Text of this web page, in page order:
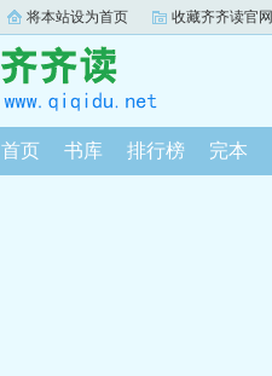
将本站设为首页 收藏齐齐读官网
首页 书库 排行榜 完本